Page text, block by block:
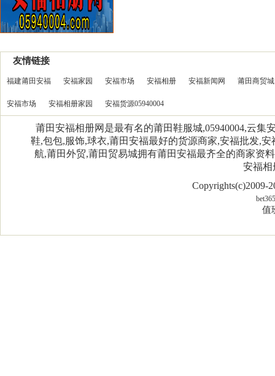
友情链接
福建莆田安福 安福家园 安福市场 安福相册 安福新闻网 莆田商贸城
安福市场 安福相册家园 安福货源05940004
莆田安福相册网是最有名的莆田鞋服城,05940004,云
鞋,包包,服饰,球衣,莆田安福最好的货源商家,安福批发,
航,莆田外贸,莆田贸易城拥有莆田安福最齐全的商家资
安福相
Copyrights(c)2009-
bet365
值